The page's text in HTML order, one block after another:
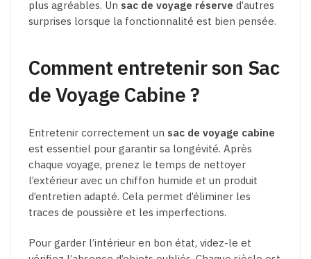
plus agréables. Un sac de voyage réserve d’autres
surprises lorsque la fonctionnalité est bien pensée.
Comment entretenir son Sac
de Voyage Cabine ?
Entretenir correctement un sac de voyage cabine
est essentiel pour garantir sa longévité. Après
chaque voyage, prenez le temps de nettoyer
l’extérieur avec un chiffon humide et un produit
d’entretien adapté. Cela permet d’éliminer les
traces de poussière et les imperfections.
Pour garder l’intérieur en bon état, videz-le et